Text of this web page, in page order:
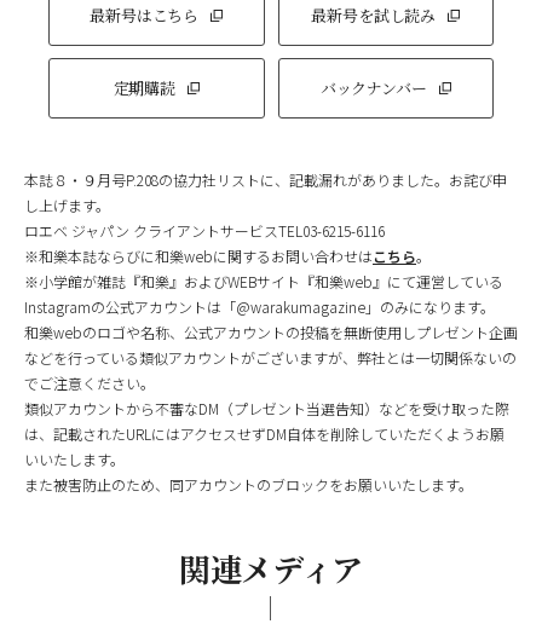
最新号はこちら 最新号を試し読み
定期購読 バックナンバー
本誌８・９月号P.208の協力社リストに、記載漏れがありました。お詫び申
し上げます。
ロエベ ジャパン クライアントサービスTEL03-6215-6116
※和樂本誌ならびに和樂webに関するお問い合わせはこちら。
※小学館が雑誌『和樂』およびWEBサイト『和樂web』にて運営している
Instagramの公式アカウントは「@warakumagazine」のみになります。
和樂webのロゴや名称、公式アカウントの投稿を無断使用しプレゼント企画
などを行っている類似アカウントがございますが、弊社とは一切関係ないの
でご注意ください。
類似アカウントから不審なDM（プレゼント当選告知）などを受け取った際
は、記載されたURLにはアクセスせずDM自体を削除していただくようお願
いいたします。
また被害防止のため、同アカウントのブロックをお願いいたします。
関連メディア